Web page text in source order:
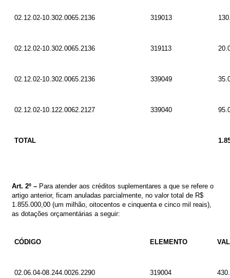
02.12.02-10.302.0065.2136 319013
02.12.02-10.302.0065.2136 319113
02.12.02-10.302.0065.2136 339049
02.12.02-10.122.0062.2127 339040
TOTAL
Art. 2º – Para atender aos créditos suplementares a que se refere o
artigo anterior, ficam anuladas parcialmente, no valor total de R$
1.855.000,00 (um milhão, oitocentos e cinquenta e cinco mil reais)
as dotações orçamentárias a seguir:
CÓDIGO ELEMENTO
02.06.04-08.244.0026.2290 319004 43